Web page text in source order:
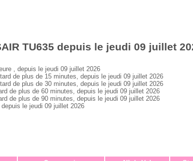
TU635 depuis le jeudi 09 juillet
, depuis le jeudi 09 juillet 2026
de plus de 15 minutes, depuis le jeudi 09 juillet 2026
de plus de 30 minutes, depuis le jeudi 09 juillet 2026
de plus de 60 minutes, depuis le jeudi 09 juillet 2026
de plus de 90 minutes, depuis le jeudi 09 juillet 2026
le jeudi 09 juillet 2026